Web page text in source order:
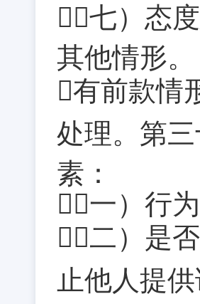
（七）态
其他情形。
有前款情
处理。第
素：
（一）行
（二）是
止他人提